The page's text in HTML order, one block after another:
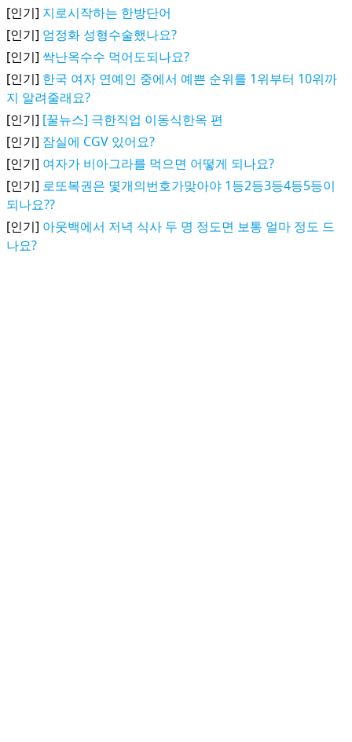
[인기] 지로시작하는 한방단어
[인기] 엄정화 성형수술했나요?
[인기] 싹난옥수수 먹어도되나요?
[인기] 한국 여자 연예인 중에서 예쁜 순위를 1위부터 10위까
지 알려줄래요?
[인기] [꿀뉴스] 극한직업 이동식한옥 편
[인기] 잠실에 CGV 있어요?
[인기] 여자가 비아그라를 먹으면 어떻게 되나요?
[인기] 로또복권은 몇개의번호가맞아야 1등2등3등4등5등이
되나요??
[인기] 아웃백에서 저녁 식사 두 명 정도면 보통 얼마 정도 드
나요?